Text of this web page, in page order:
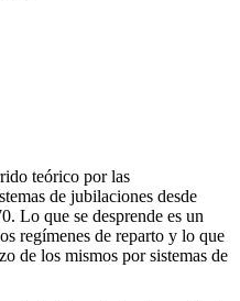
teórico por las
de jubilaciones desde
Lo que se desprende es un
regímenes de reparto y lo que
de los mismos por sistemas de